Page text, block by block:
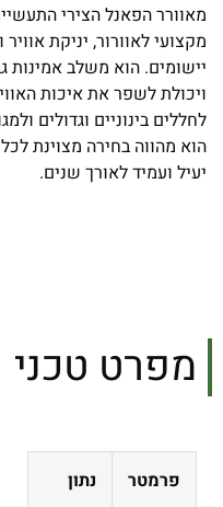
מקצועי לאוורור, יניקת
יישומים. הוא משלב אמינות
ויכולת לשפר את איכות
לחללים בינוניים וגדולים
הוא מהווה בחירה מצוינת
יעיל ועמיד לאורך שנים.
מפרט טכני
פרמטר נתון